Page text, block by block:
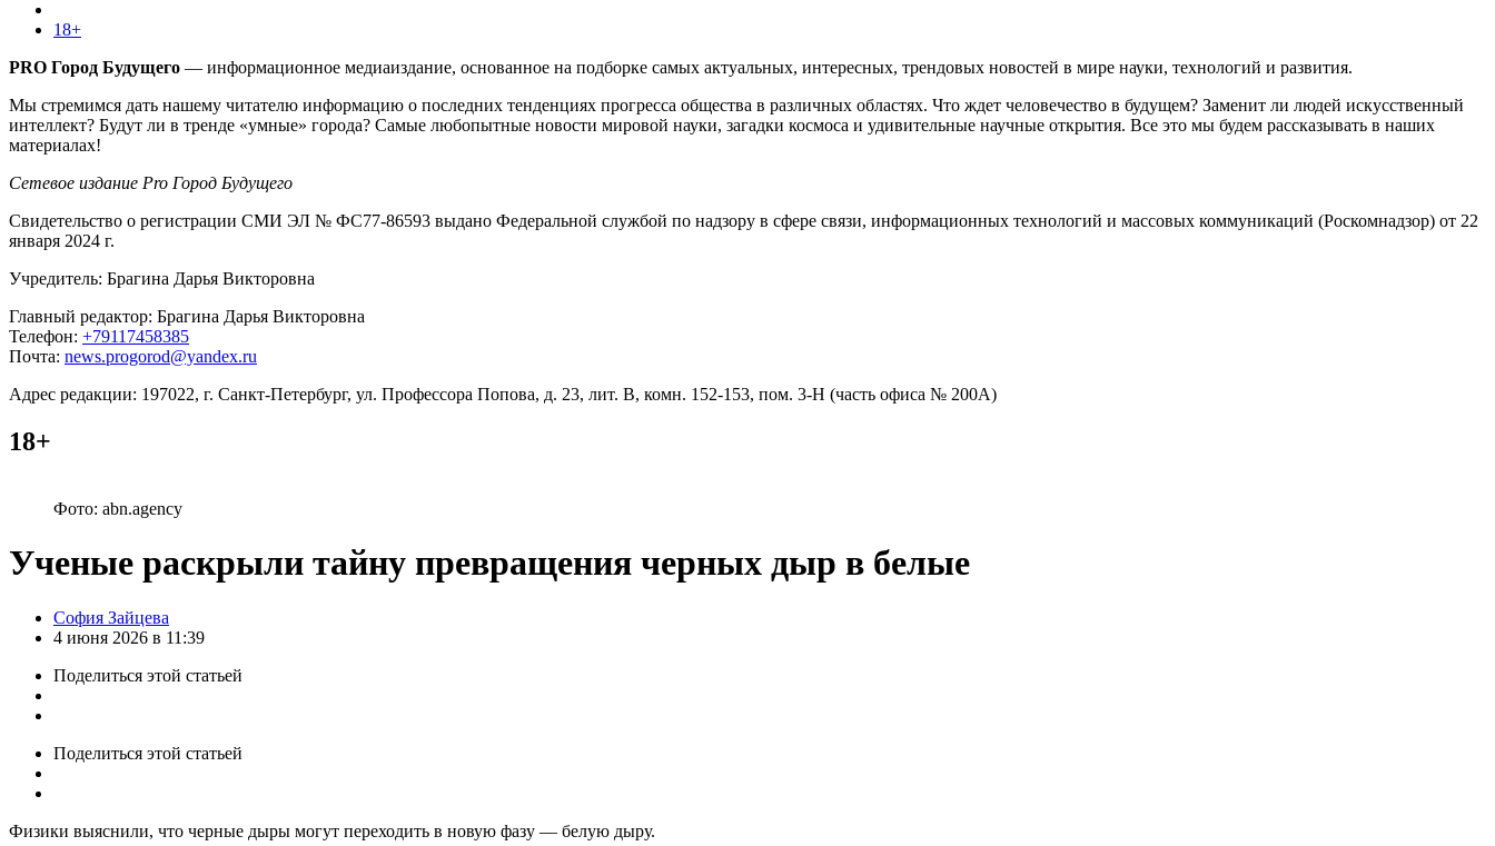
18+
PRO Город Будущего — информационное медиаиздание, основанное на подборке самых актуальных, интересных, трендовых новостей в мире науки, технологий и развития.
Мы стремимся дать нашему читателю информацию о последних тенденциях прогресса общества в различных областях. Что ждет человечество в будущем? Заменит ли людей искусственный
интеллект? Будут ли в тренде «умные» города? Самые любопытные новости мировой науки, загадки космоса и удивительные научные открытия. Все это мы будем рассказывать в наших
материалах!
Сетевое издание Pro Город Будущего
Свидетельство о регистрации СМИ ЭЛ № ФС77-86593 выдано Федеральной службой по надзору в сфере связи, информационных технологий и массовых коммуникаций (Роскомнадзор) от 22
января 2024 г.
Учредитель: Брагина Дарья Викторовна
Главный редактор: Брагина Дарья Викторовна
Телефон: +79117458385
Почта: news.progorod@yandex.ru
Адрес редакции: 197022, г. Санкт-Петербург, ул. Профессора Попова, д. 23, лит. В, комн. 152-153, пом. 3-Н (часть офиса № 200А)
18+
Фото: abn.agency
Ученые раскрыли тайну превращения черных дыр в белые
Posted
by
София Зайцева
4 июня 2026 в 11:39
Поделиться этой статьей
Поделиться этой статьей
Физики выяснили, что черные дыры могут переходить в новую фазу — белую дыру.